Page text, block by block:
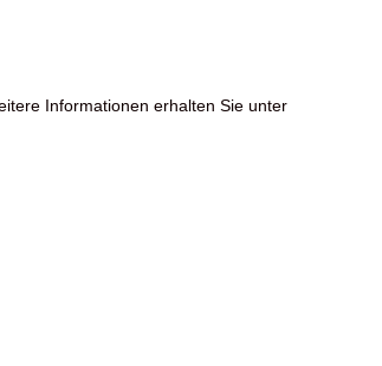
Informationen erhalten Sie unter